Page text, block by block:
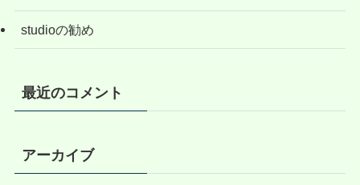
studioの勧め
最近のコメント
アーカイブ